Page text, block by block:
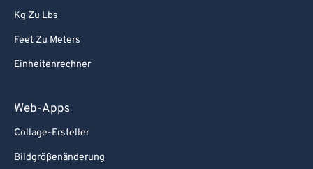
Kg Zu Lbs
Feet Zu Meters
Einheitenrechner
Web-Apps
Collage-Ersteller
Bildgrößenänderung